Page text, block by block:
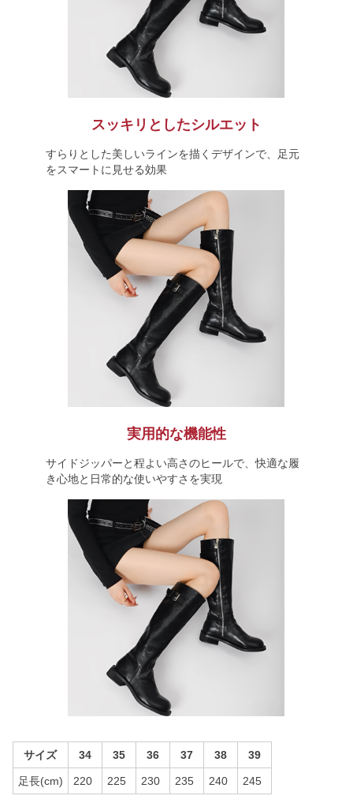
スッキリとしたシルエット
すらりとした美しいラインを描くデザインで、足元
をスマートに見せる効果
実用的な機能性
サイドジッパーと程よい高さのヒールで、快適な履
き心地と日常的な使いやすさを実現
サイズ 34 35 36 37 38 39
足長(cm) 220 225 230 235 240 245